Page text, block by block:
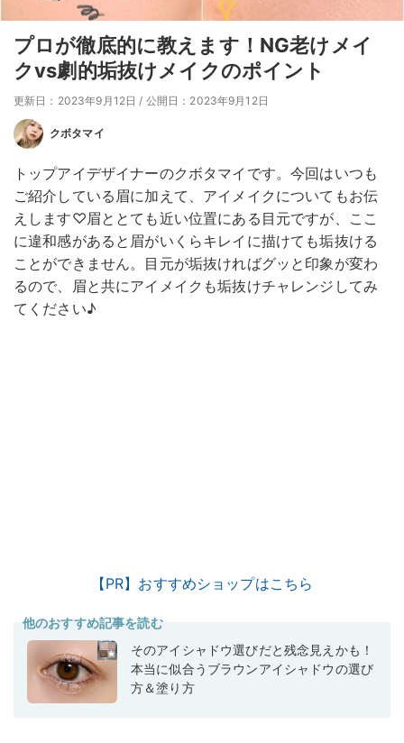
プロが徹底的に教えます！NG老けメイ
クvs劇的垢抜けメイクのポイント
更新日：2023年9月12日 / 公開日：2023年9月12日
クボタマイ
トップアイデザイナーのクボタマイです。今回はいつも
ご紹介している眉に加えて、アイメイクについてもお伝
えします♡眉ととても近い位置にある目元ですが、ここ
に違和感があると眉がいくらキレイに描けても垢抜ける
ことができません。目元が垢抜ければグッと印象が変わ
るので、眉と共にアイメイクも垢抜けチャレンジしてみ
てください♪
【PR】おすすめショップはこちら
他のおすすめ記事を読む
そのアイシャドウ選びだと残念見えかも！
本当に似合うブラウンアイシャドウの選び
方＆塗り方